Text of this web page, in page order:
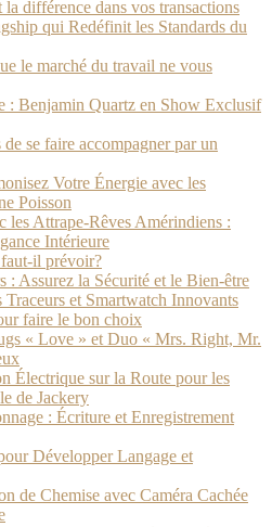
différence dans vos transactions
qui Redéfinit les Standards du
le marché du travail ne vous
: Benjamin Quartz en Show Exclusif
se faire accompagner par un
Votre Énergie avec les
Poisson
les Attrape-Rêves Amérindiens :
Intérieure
il prévoir?
: Assurez la Sécurité et le Bien-être
Traceurs et Smartwatch Innovants
faire le bon choix
« Love » et Duo « Mrs. Right, Mr.
Électrique sur la Route pour les
de Jackery
: Écriture et Enregistrement
Développer Langage et
de Chemise avec Caméra Cachée